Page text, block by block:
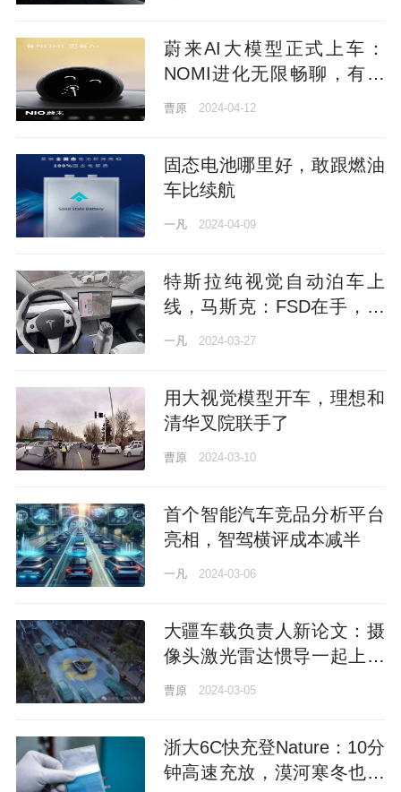
蔚来AI大模型正式上车：
NOMI进化无限畅聊，有问
必答
曹原 2024-04-12
固态电池哪里好，敢跟燃油
车比续航
一凡 2024-04-09
特斯拉纯视觉自动泊车上
线，马斯克：FSD在手，哪
都能走
一凡 2024-03-27
用大视觉模型开车，理想和
清华叉院联手了
曹原 2024-03-10
首个智能汽车竞品分析平台
亮相，智驾横评成本减半
一凡 2024-03-06
大疆车载负责人新论文：摄
像头激光雷达惯导一起上，
实时渲染精准3D场景
曹原 2024-03-05
浙大6C快充登Nature：10分
钟高速充放，漠河寒冬也不